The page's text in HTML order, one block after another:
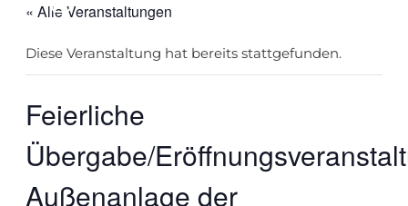
« Alle Veranstaltungen
Diese Veranstaltung hat bereits stattgefunden.
Feierliche
Übergabe/
Außenanlage der